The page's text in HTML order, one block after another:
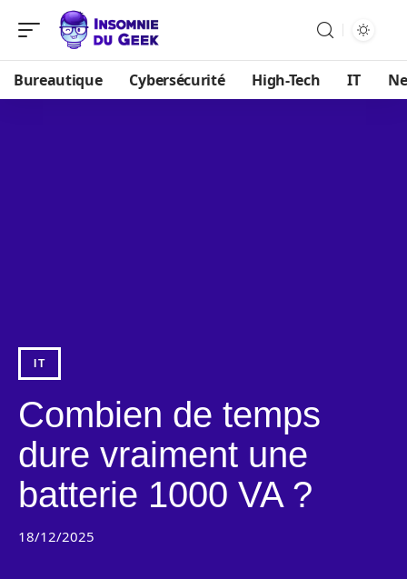
Bureautique Cybersécurité High-Tech IT
IT
Combien de temps
dure vraiment une
batterie 1000 VA ?
18/12/2025